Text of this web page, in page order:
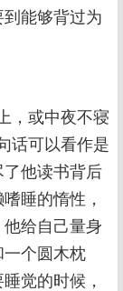
能够背过为
，或中夜不寝
话可以看作是
他读书背后
睡的惰性，
给自己量身
个圆木枕
觉的时候，